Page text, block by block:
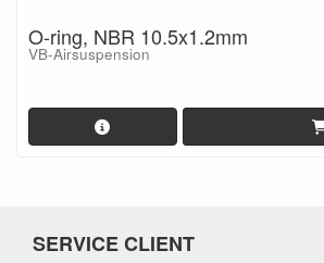
O-ring, NBR 10.5x1.2mm
VB-Airsuspension
SERVICE CLIENT